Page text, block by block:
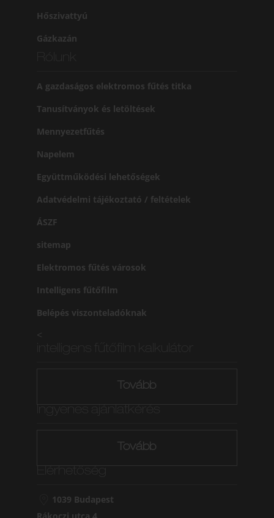
Hőszivattyú
Gázkazán
A gazdaságos elektromos fűtés titka
Tanusítványok és letöltések
Mennyezetfűtés
Napelem
Együttműködési lehetőségek
Adatvédelmi tájékoztató / feltételek
ÁSZF
sitemap
Elektromos fűtés városok
Intelligens fűtőfilm
Belépés viszonteladóknak
<
Tovább
Tovább
1039 Budapest